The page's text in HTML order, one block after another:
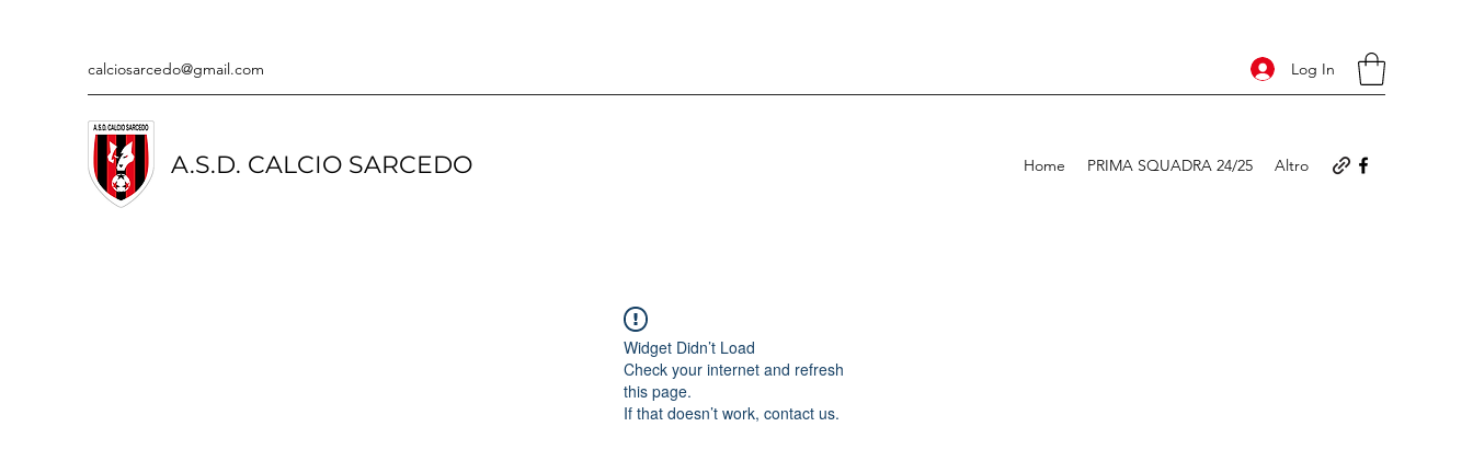
calciosarcedo@gmail.com Log In
A.S.D. CALCIO SARCEDO Home PRIMA SQUADRA 24/25 Altro
Widget Didn’t Load
Check your internet and refresh
this page.
If that doesn’t work, contact us.